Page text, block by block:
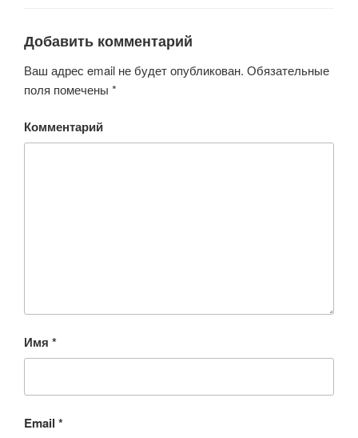
Добавить комментарий
Ваш адрес email не будет опубликован. Обязательные
поля помечены *
Комментарий
Имя *
Email *